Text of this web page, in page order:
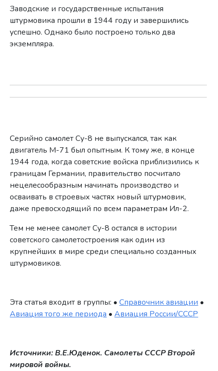
Заводские и государственные испытания
штурмовика прошли в 1944 году и завершились
успешно. Однако было построено только два
экземпляра.
Серийно самолет Су-8 не выпускался, так как
двигатель М-71 был опытным. К тому же, в конце
1944 года, когда советские войска приблизились к
границам Германии, правительство посчитало
нецелесообразным начинать производство и
осваивать в строевых частях новый штурмовик,
даже превосходящий по всем параметрам Ил-2.
Тем не менее самолет Су-8 остался в истории
советского самолетостроения как один из
крупнейших в мире среди специально созданных
штурмовиков.
Эта статья входит в группы: •Справочник авиации •
Авиация того же периода •Авиация России/СССР
Источники: В.Е.Юденок. Самолеты СССР Второй
мировой войны.